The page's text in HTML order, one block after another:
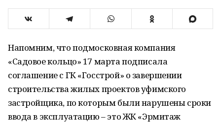
Напомним, что подмосковная компания
«Садовое кольцо» 17 марта подписала
соглашение с ГК «Госстрой» о завершении
строительства жилых проектов уфимского
застройщика, по которым были нарушены сроки
ввода в эксплуатацию – это ЖК «Эрмитаж